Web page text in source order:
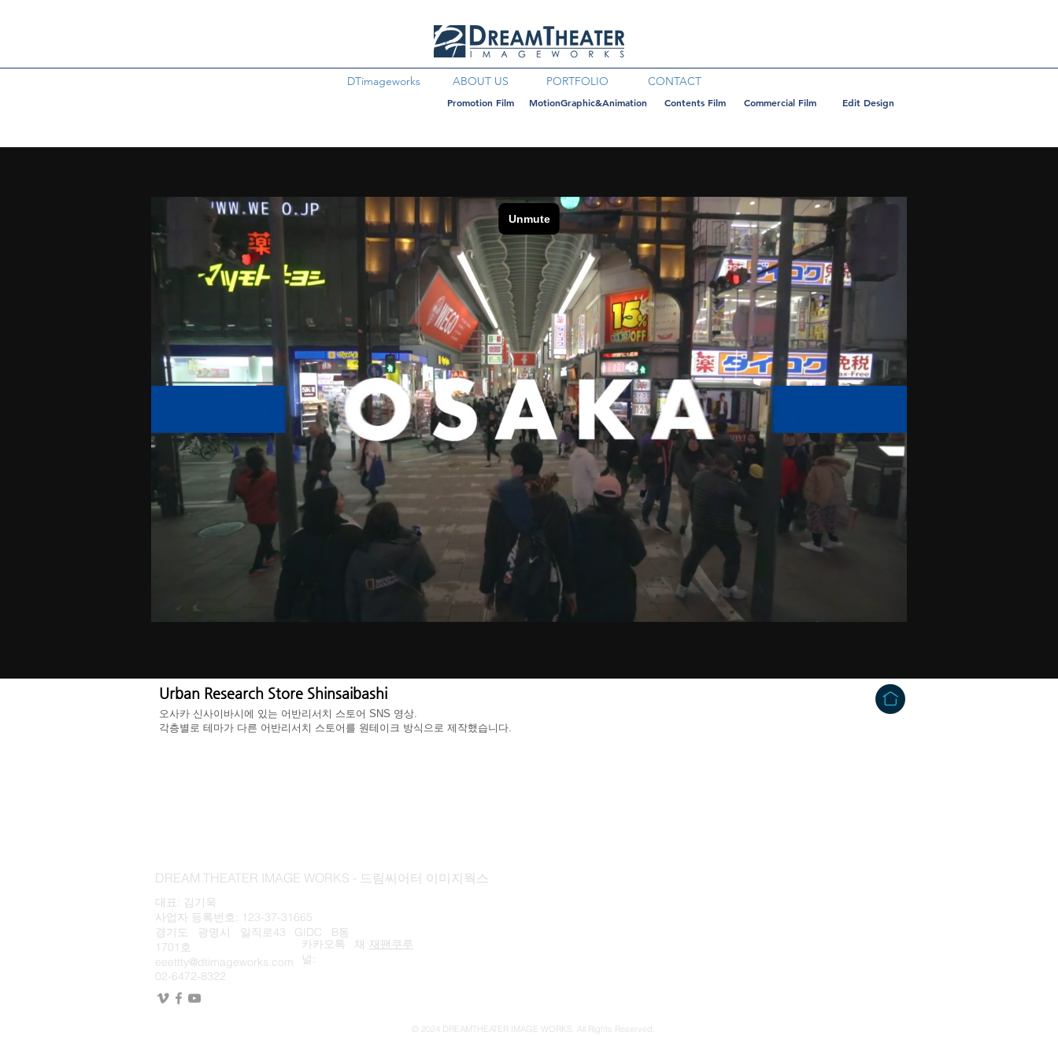
DTimageworks ABOUT US PORTFOLIO CONTACT
Promotion Film MotionGraphic&Animation Contents Film Commercial Film Edit Design
Urban Research Store Shinsaibashi
오사카 신사이바시에 있는 어반리서치 스토어 SNS 영상.
​각층별로 테마가 다른 어반리서치 스토어를 원테이크 방식으로 제작했습니다.
DREAM THEATER IMAGE WORKS - 드림씨어터 이미지웍스
대표: 김기욱
사업자 등록번호: 123-37-31665
경기도 광명시 일직로43 GIDC B동
1701호
eeettty@dtimageworks.com
02-6472-8322
카카오톡 채
널:
재팬쿠루
© 2024 DREAMTHEATER IMAGE WORKS. All Rights Reserved.